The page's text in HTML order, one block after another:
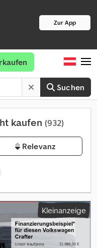
Zur App
Suchen
kaufen (932)
Relevanz
Kleinanzeige